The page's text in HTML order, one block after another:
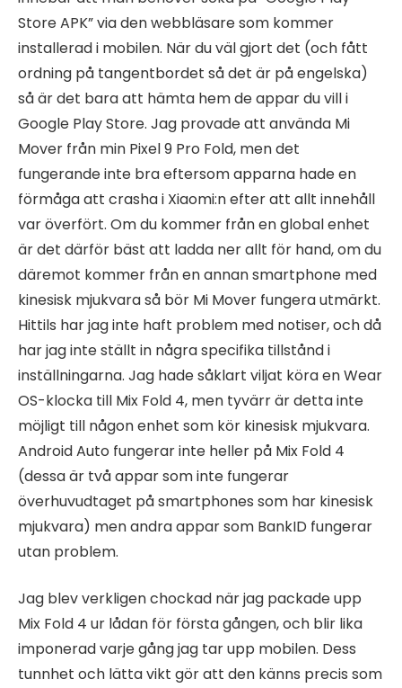
Store APK” via den webbläsare som kommer
installerad i mobilen. När du väl gjort det (och fått
ordning på tangentbordet så det är på engelska)
så är det bara att hämta hem de appar du vill i
Google Play Store. Jag provade att använda Mi
Mover från min Pixel 9 Pro Fold, men det
fungerande inte bra eftersom apparna hade en
förmåga att crasha i Xiaomi:n efter att allt innehåll
var överfört. Om du kommer från en global enhet
är det därför bäst att ladda ner allt för hand, om du
däremot kommer från en annan smartphone med
kinesisk mjukvara så bör Mi Mover fungera utmärkt.
Hittils har jag inte haft problem med notiser, och då
har jag inte ställt in några specifika tillstånd i
inställningarna. Jag hade såklart viljat köra en Wear
OS-klocka till Mix Fold 4, men tyvärr är detta inte
möjligt till någon enhet som kör kinesisk mjukvara.
Android Auto fungerar inte heller på Mix Fold 4
(dessa är två appar som inte fungerar
överhuvudtaget på smartphones som har kinesisk
mjukvara) men andra appar som BankID fungerar
utan problem.
Jag blev verkligen chockad när jag packade upp
Mix Fold 4 ur lådan för första gången, och blir lika
imponerad varje gång jag tar upp mobilen. Dess
tunnhet och lätta vikt gör att den känns precis som